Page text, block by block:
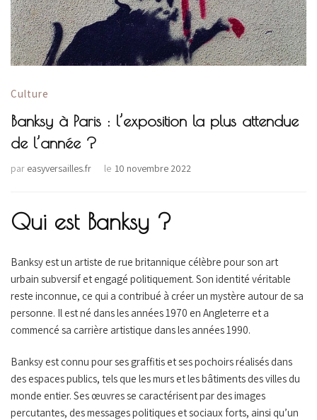
Culture
Banksy à Paris : l’exposition la plus attendue
de l’année ?
par easyversailles.fr le 10 novembre 2022
Qui est Banksy ?
Banksy est un artiste de rue britannique célèbre pour son art
urbain subversif et engagé politiquement. Son identité véritable
reste inconnue, ce qui a contribué à créer un mystère autour de sa
personne. Il est né dans les années 1970 en Angleterre et a
commencé sa carrière artistique dans les années 1990.
Banksy est connu pour ses graffitis et ses pochoirs réalisés dans
des espaces publics, tels que les murs et les bâtiments des villes du
monde entier. Ses œuvres se caractérisent par des images
percutantes, des messages politiques et sociaux forts, ainsi qu’un